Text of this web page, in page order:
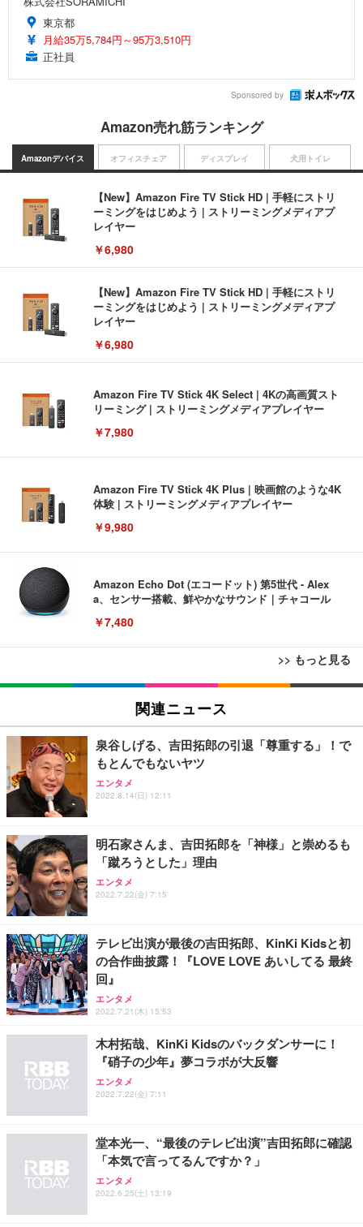
東京都
月給35万5,784円～95万3,510円
正社員
Sponsored by
Amazon売れ筋ランキング
Amazonデバイス
【New】Amazon Fire TV Stick HD | 手軽にストリ
ーミングをはじめよう | ストリーミングメディアプ
レイヤー
￥6,980
【New】Amazon Fire TV Stick HD | 手軽にストリ
ーミングをはじめよう | ストリーミングメディアプ
レイヤー
￥6,980
Amazon Fire TV Stick 4K Select | 4Kの高画質スト
リーミング | ストリーミングメディアプレイヤー
￥7,980
Amazon Fire TV Stick 4K Plus | 映画館のような4K
体験 | ストリーミングメディアプレイヤー
￥9,980
Amazon Echo Dot (エコードット) 第5世代 - Alex
a、センサー搭載、鮮やかなサウンド｜チャコール
￥7,480
>> もっと見る
オフィスチェア
[EdoErgo] オフィスチェア 椅子 テレワーク 疲れな
い 跳ね上げ式アームレスト コンパクト 約105度ロッ
キング pc 事務椅子 360度回転 座面昇降 強化ナイロ
ン樹脂ベース 通気性メッシュ 在宅ワーク H-WY01
(黒網+黒枠+黒足)
￥5,699
SIHOO B100 オフィスチェア／デスクチェア メッシ
Sezlife オフィスチェア デスクチェア 疲れない テレ
ワーク チェア 強化バックレスト 30度ロッキング機
ョン PCチェア 通気性メッシュ ゲーミング/勉強/事
務用 おしゃれ パソコンチェア (ブラック)
￥7,680
Sezlife オフィスチェア デスクチェア 疲れない テレ
能 人間工学 椅子 腰サポート 90度跳ね上げ式アーム
レスト 3Dヘッドレスト ハンガー付き 高反発クッシ
ョン PCチェア 通気性メッシュ ゲーミング/勉強/事
務用 おしゃれ パソコンチェア (ホワイト)
ANDWINT オフィスチェア デスクチェア 肘なし メ
ッシュ 通気性 ランバーサポート付き 腰サポート ガ
ス圧無段階昇降 360度回転 キャスター付き コンパク
ディスプレイ
EIZO ビジネス向けプレミアムモニター | FlexScan
EV3240X-WT | 31.5型4K UHD・USB Type-C・ホワ
￥105,595
EIZO ビジネス向けプレミアムモニター | FlexScan
EV2740X-WT | 27.0型4K UHD・USB Type-C・ホワ
￥109,572
【純正品】27"ゲーミングモニター DualSense 充電
フック付き（CFI-ZDM1J）
【整備済み品】Dell E2724HS 27インチ 液晶モニタ
ort/VGA スピーカー内蔵 高さ調整 スイベル VESA対
応 ComfortView ビジネス向け
【MiniLED/24.5inch/280Hz/FHD】GRAPHT THE S
HOOTER Gaming Monitor 24” Essential ゲーミン
グモニター QD 24.5インチ 1ms FHD 量子ドット 残
犬用トイレ
Amazonベーシック ペットシーツ 薄型 レギュラー 1
回使い捨て 無香料 ホワイト 300枚
￥3,373
Amazonベーシック ペットシーツ 厚型 ワイド 42枚
ネオ・ルーライフ ネオ・オムツ L 中型犬用 26枚入
Smart Basic(スマートベーシック) 【Amazon.co.jp
超厚型 お徳用 ワイド 100枚入 (x 1) (ケース販売)
アイリスオーヤマ ペットシーツ 超厚型 お徳用 レギ
ュラー 200枚入【Amazon.co.jp限定】
関連ニュース
泉谷しげる、吉田拓郎の引退「尊重する」！で
もとんでもないヤツ
エンタメ
2022.8.14(日) 12:11
明石家さんま、吉田拓郎を「神様」と崇めるも
「蹴ろうとした」理由
エンタメ
2022.7.22(金) 7:15
テレビ出演が最後の吉田拓郎、KinKi Kidsと初
の合作曲披露！『LOVE LOVE あいしてる 最終
回』
エンタメ
2022.7.21(木) 15:53
木村拓哉、KinKi Kidsのバックダンサーに！
『硝子の少年』夢コラボが大反響
エンタメ
2022.7.22(金) 7:11
堂本光一、“最後のテレビ出演”吉田拓郎に確認
「本気で言ってるんですか？」
エンタメ
2022.6.25(土) 13:19